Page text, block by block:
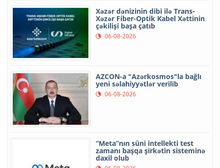
Xəzər dənizinin dibi ilə Trans-
Xəzər Fiber-Optik Kabel Xəttinin
çəkilişi başa çatıb
06-08-2026
AZCON-a "Azərkosmos"la bağlı
yeni səlahiyyətlər verilib
06-08-2026
“Meta”nın süni intellekti test
zamanı başqa şirkətin sisteminə
daxil olub